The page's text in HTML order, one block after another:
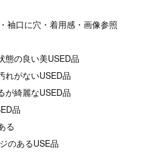
袖口に穴・着用感・画像参照
の良い美USED品
がないUSED品
綺麗なUSED品
品
る
のあるUSE品